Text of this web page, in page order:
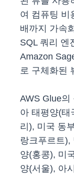
여 컴퓨팅 비
배까지 가속
SQL 쿼리 엔
Amazon
로 구체화된
AWS Glue의
아 태평양(태
리), 미국 동
랑크푸르트),
양(홍콩), 미
양(서울), 아